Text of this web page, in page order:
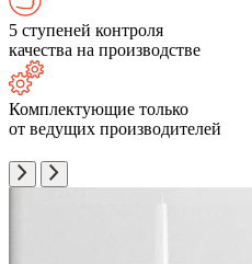
5 ступеней контроля
качества на производстве
Комплектующие только
от ведущих производителей